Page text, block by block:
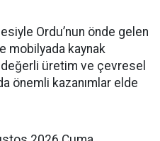
Ordu’nun önde gelen
mobilyada kaynak
üretim ve çevresel
önemli kazanımlar elde